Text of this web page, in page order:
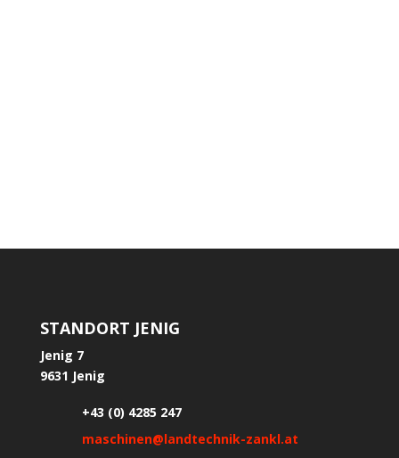
STANDORT JENIG
Jenig 7
9631 Jenig
+43 (0) 4285 247
maschinen@landtechnik-zankl.at